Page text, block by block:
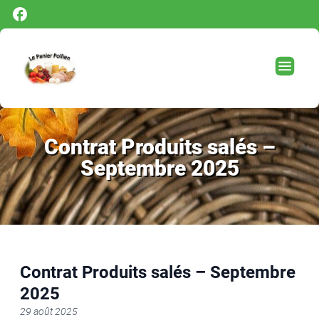
Contrat Produits salés –
Septembre 2025
Contrat Produits salés – Septembre
2025
29 août 2025
Panneau de gestion des cookies